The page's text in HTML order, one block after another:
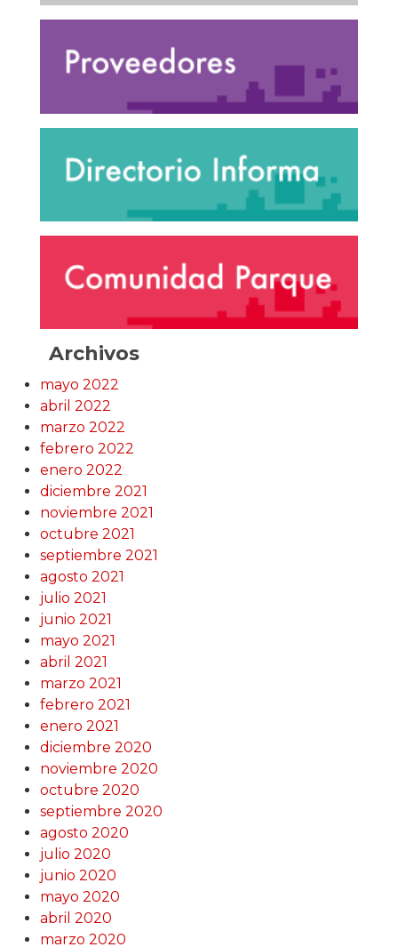
Archivos
mayo 2022
abril 2022
marzo 2022
febrero 2022
enero 2022
diciembre 2021
noviembre 2021
octubre 2021
septiembre 2021
agosto 2021
julio 2021
junio 2021
mayo 2021
abril 2021
marzo 2021
febrero 2021
enero 2021
diciembre 2020
noviembre 2020
octubre 2020
septiembre 2020
agosto 2020
julio 2020
junio 2020
mayo 2020
abril 2020
marzo 2020